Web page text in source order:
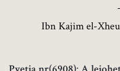
Ibn Kajim el-